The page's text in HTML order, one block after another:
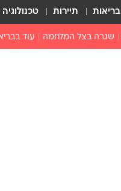
בריאות תיירות טכנולוגיה
שגרה בצל המלחמה עוד